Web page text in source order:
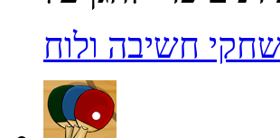
חשיבה ולוח